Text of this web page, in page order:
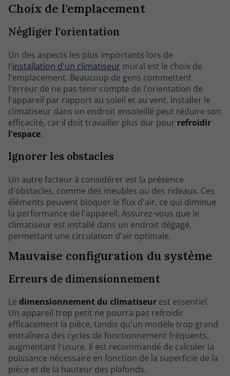
Choix de l'emplacement
Négliger l'orientation
Un des aspects les plus importants lors de
l'installation d'un climatiseur mural est le choix de
l'emplacement. Beaucoup de gens commettent
l'erreur de ne pas tenir compte de l'orientation de
l'appareil par rapport au soleil et au vent. Installer le
climatiseur dans un endroit ensoleillé peut réduire son
efficacité, car il doit travailler plus dur pour refroidir
l'espace.
Ignorer les obstacles
Un autre facteur à considérer est la présence
d'obstacles, comme des meubles ou des rideaux. Ces
éléments peuvent bloquer le flux d'air, ce qui diminue
la performance de l'appareil. Assurez-vous que le
climatiseur est installé dans un endroit dégagé,
permettant une circulation d'air optimale.
Mauvaise configuration du système
Erreurs de dimensionnement
Le dimensionnement du climatiseur est essentiel.
Un appareil trop petit ne pourra pas refroidir
efficacement la pièce, tandis qu'un modèle trop grand
entraînera des cycles de fonctionnement fréquents,
augmentant l'usure. Il est recommandé de calculer la
puissance nécessaire en fonction de la superficie de la
pièce et de la hauteur des plafonds.